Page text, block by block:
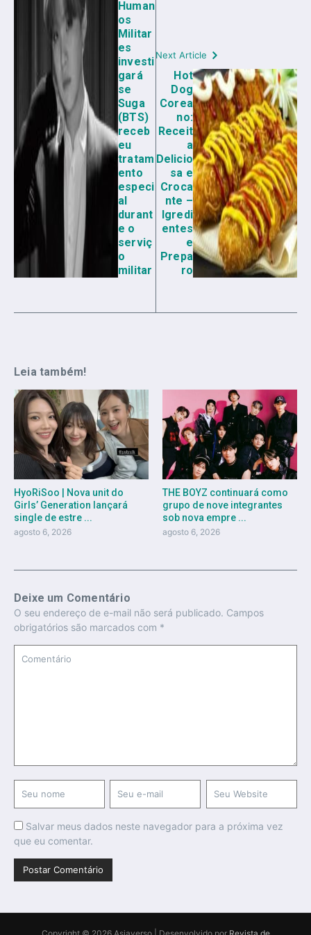
Human
os
Militar
es
investi
gará
se
Suga
(BTS)
receb
eu
tratam
ento
especi
al
durant
e o
serviç
o
militar
Next Article
Hot
Dog
Corea
no:
Receit
a
Delicio
sa e
Croca
nte –
Igredi
entes
e
Prepa
ro
Leia também!
HyoRiSoo | Nova unit do
Girls’ Generation lançará
single de estre ...
agosto 6, 2026
THE BOYZ continuará como
grupo de nove integrantes
sob nova empre ...
agosto 6, 2026
Deixe um Comentário
O seu endereço de e-mail não será publicado. Campos
obrigatórios são marcados com *
Salvar meus dados neste navegador para a próxima vez
que eu comentar.